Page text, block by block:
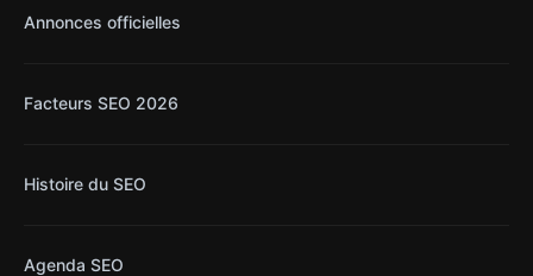
Annonces officielles
Facteurs SEO 2026
Histoire du SEO
Agenda SEO